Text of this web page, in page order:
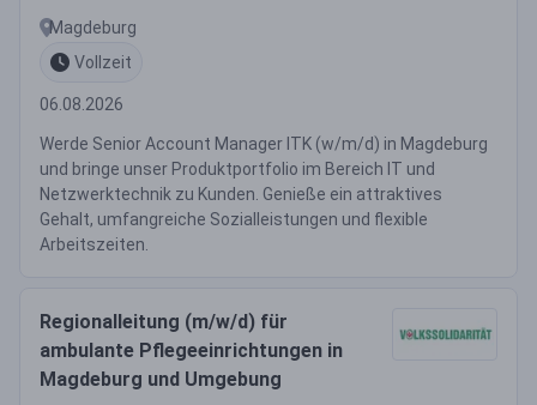
Magdeburg
Vollzeit
06.08.2026
Werde Senior Account Manager ITK (w/m/d) in Magdeburg
und bringe unser Produktportfolio im Bereich IT und
Netzwerktechnik zu Kunden. Genieße ein attraktives
Gehalt, umfangreiche Sozialleistungen und flexible
Arbeitszeiten.
Regionalleitung (m/w/d) für
ambulante Pflegeeinrichtungen in
Magdeburg und Umgebung